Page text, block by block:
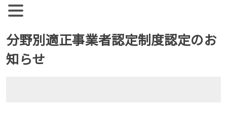
Skip
to
content
【公式】ジョブズコンストラクション
弊社では雇用促進を目標に人材紹介、人材派遣を行っておりま
離職率が非常に高い実情があります。
分野別適正事業者認定制度認定のお
知らせ